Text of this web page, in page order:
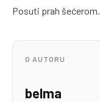
Posuti prah šećerom.
O AUTORU
belma